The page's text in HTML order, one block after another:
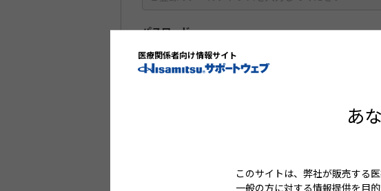
パスワード
パスワードをお忘れの方
医療関係者向け情報サイト
あ
このサイトは、弊社が販売する
一般の方に対する情報提供を目